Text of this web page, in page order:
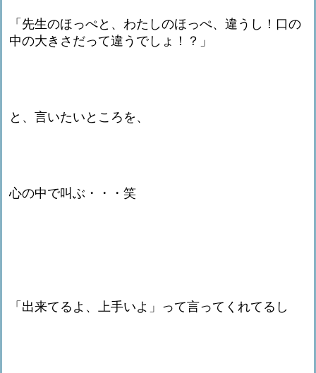
「先生のほっぺと、わたしのほっぺ、違うし！口の
中の大きさだって違うでしょ！？」
と、言いたいところを、
心の中で叫ぶ・・・笑
「出来てるよ、上手いよ」って言ってくれてるし